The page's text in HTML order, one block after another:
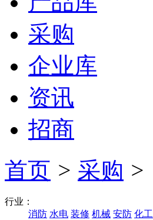
采购
企业库
资讯
招商
首页 > 采购 >
行业：
消防 水电 装修 机械 安防 化工